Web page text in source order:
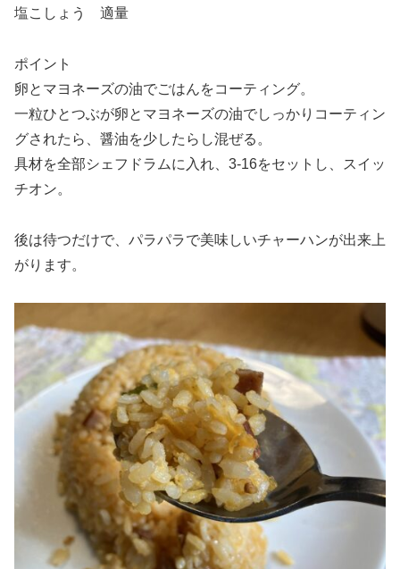
塩こしょう 適量
ポイント
卵とマヨネーズの油でごはんをコーティング。
一粒ひとつぶが卵とマヨネーズの油でしっかりコーティン
グされたら、醤油を少したらし混ぜる。
具材を全部シェフドラムに入れ、3-16をセットし、スイッ
チオン。
後は待つだけで、パラパラで美味しいチャーハンが出来上
がります。